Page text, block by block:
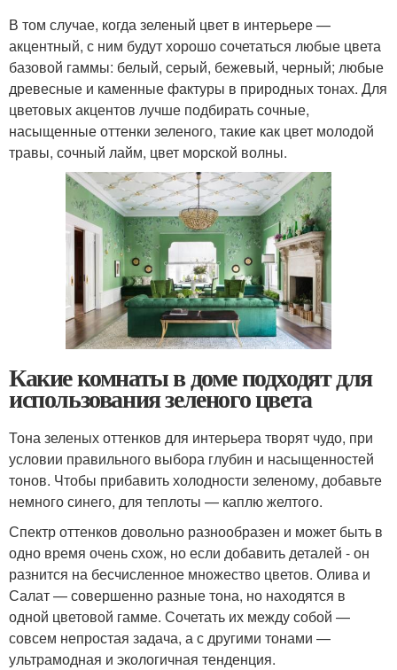
В том случае, когда зеленый цвет в интерьере —
акцентный, с ним будут хорошо сочетаться любые цвета
базовой гаммы: белый, серый, бежевый, черный; любые
древесные и каменные фактуры в природных тонах. Для
цветовых акцентов лучше подбирать сочные,
насыщенные оттенки зеленого, такие как цвет молодой
травы, сочный лайм, цвет морской волны.
Какие комнаты в доме подходят для
использования зеленого цвета
Тона зеленых оттенков для интерьера творят чудо, при
условии правильного выбора глубин и насыщенностей
тонов. Чтобы прибавить холодности зеленому, добавьте
немного синего, для теплоты — каплю желтого.
Спектр оттенков довольно разнообразен и может быть в
одно время очень схож, но если добавить деталей - он
разнится на бесчисленное множество цветов. Олива и
Салат — совершенно разные тона, но находятся в
одной цветовой гамме. Сочетать их между собой —
совсем непростая задача, а с другими тонами —
ультрамодная и экологичная тенденция.